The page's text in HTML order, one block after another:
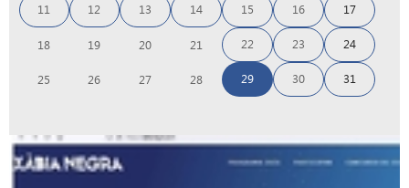
11 12 13 14 15 16 17
18 19 20 21 22 23 24
25 26 27 28 29 30 31